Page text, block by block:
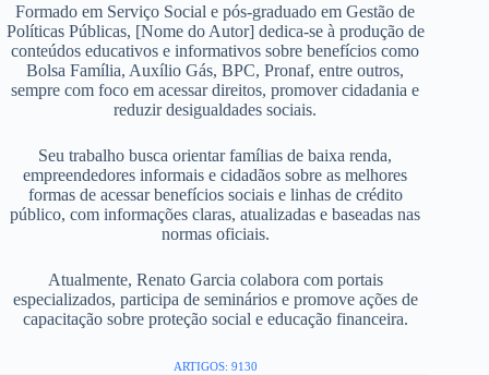
Formado em Serviço Social e pós-graduado em Gestão de
Políticas Públicas, [Nome do Autor] dedica-se à produção de
conteúdos educativos e informativos sobre benefícios como
Bolsa Família, Auxílio Gás, BPC, Pronaf, entre outros,
sempre com foco em acessar direitos, promover cidadania e
reduzir desigualdades sociais.
Seu trabalho busca orientar famílias de baixa renda,
empreendedores informais e cidadãos sobre as melhores
formas de acessar benefícios sociais e linhas de crédito
público, com informações claras, atualizadas e baseadas nas
normas oficiais.
Atualmente, Renato Garcia colabora com portais
especializados, participa de seminários e promove ações de
capacitação sobre proteção social e educação financeira.
ARTIGOS: 9130